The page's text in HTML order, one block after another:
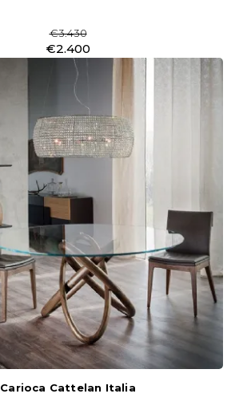
€3.430
€2.400
Carioca Cattelan Italia